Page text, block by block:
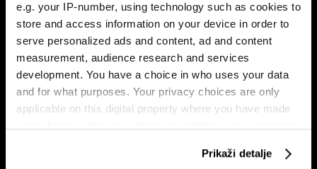
e.g. your IP-number, using technology such as cookies to
store and access information on your device in order to
serve personalized ads and content, ad and content
measurement, audience research and services
development. You have a choice in who uses your data
and for what purposes. Your privacy choices are only
applicable on this digital property where you have made
Prikaži detalje
Bloomberg Adria Top 25: Kompanije
koje su obilježile 2025. godinu
Pronašli smo 25 kompanija iz regije koje su ostavile najveći
trag u 2025. godini.